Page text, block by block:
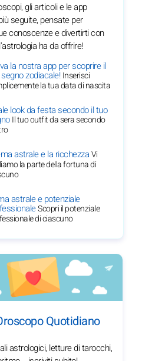
completo segno per segno del 4
gli articoli e le app
seguite, pensate per
conoscenze e divertirti con
ha da offrire!
la nostra app per scoprire il
zodiacale!Inserisci
la tua data di nascita
look da festa secondo il tuo
Il tuo outfit da sera secondo
astrale e la ricchezzaVi
la parte della fortuna di
astrale e potenziale
Scopri il potenziale
di ciascuno
Quotidiano
astrologici, letture di tarocchi,